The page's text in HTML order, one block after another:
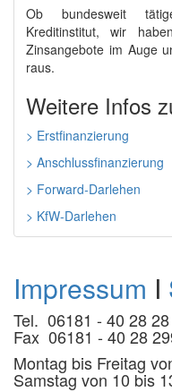
Ob bundesweit
Kreditinstitut, wir
Zinsangebote im Auge
raus.
Weitere Infos
> Erstfinanzierung
> Anschlussfinanzierung
> Forward-Darlehen
> KfW-Darlehen
Impressum I
Tel. 06181 - 40 28 28
Fax 06181 - 40 28
Montag bis Freitag
Samstag von 10 bis